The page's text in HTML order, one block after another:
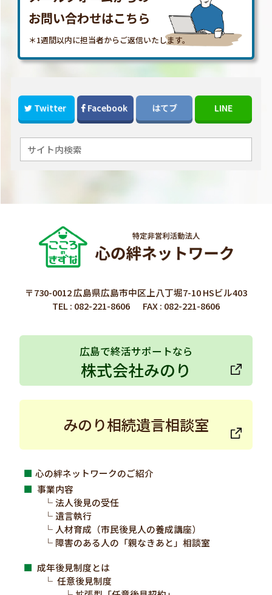
お問い合わせはこちら
＊1週間以内に担当者からご返信いたします。
Twitter Facebook はてブ LINE
〒730-0012 広島県広島市中区上八丁堀7-10 HSビル403
TEL : 082-221-8606 FAX : 082-221-8606
広島で終活サポートなら
株式会社みのり
みのり相続遺言相談室
心の絆ネットワークのご紹介
事業内容
法人後見の受任
遺言執行
人材育成（市民後見人の養成講座）
障害のある人の「親なきあと」相談室
成年後見制度とは
任意後見制度